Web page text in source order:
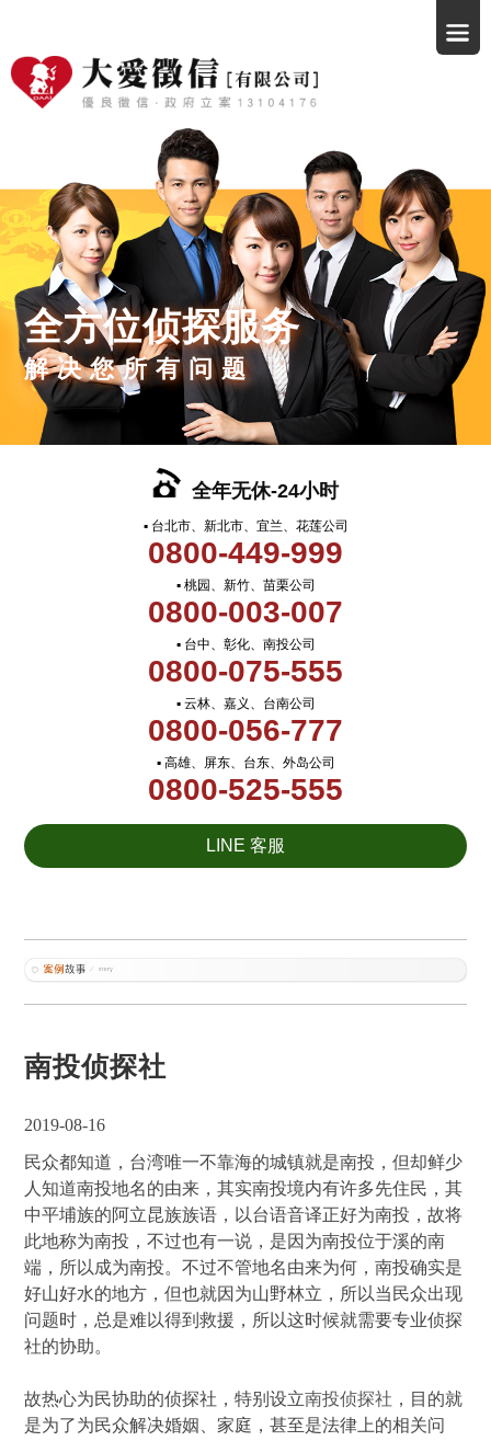
全方位侦探服务
解决您所有问题
全年无休-24小时
▪ 台北市、新北市、宜兰、花莲公司
0800-449-999
▪ 桃园、新竹、苗栗公司
0800-003-007
▪ 台中、彰化、南投公司
0800-075-555
▪ 云林、嘉义、台南公司
0800-056-777
▪ 高雄、屏东、台东、外岛公司
0800-525-555
LINE 客服
南投侦探社
2019-08-16
民众都知道，台湾唯一不靠海的城镇就是南投，但却鲜少
人知道南投地名的由来，其实南投境内有许多先住民，其
中平埔族的阿立昆族族语，以台语音译正好为南投，故将
此地称为南投，不过也有一说，是因为南投位于溪的南
端，所以成为南投。不过不管地名由来为何，南投确实是
好山好水的地方，但也就因为山野林立，所以当民众出现
问题时，总是难以得到救援，所以这时候就需要专业侦探
社的协助。
故热心为民协助的侦探社，特别设立南投侦探社 ，目的就
是为了为民众解决婚姻、家庭，甚至是法律上的相关问